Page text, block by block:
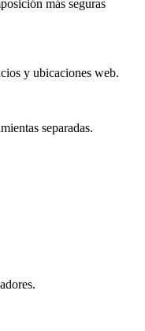
más seguras
y ubicaciones web.
separadas.